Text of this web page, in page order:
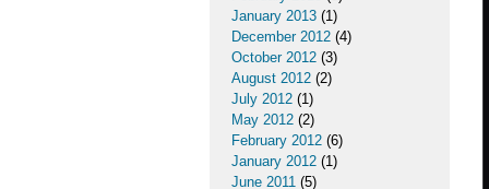
January 2013 (1)
December 2012 (4)
October 2012 (3)
August 2012 (2)
July 2012 (1)
May 2012 (2)
February 2012 (6)
January 2012 (1)
June 2011 (5)